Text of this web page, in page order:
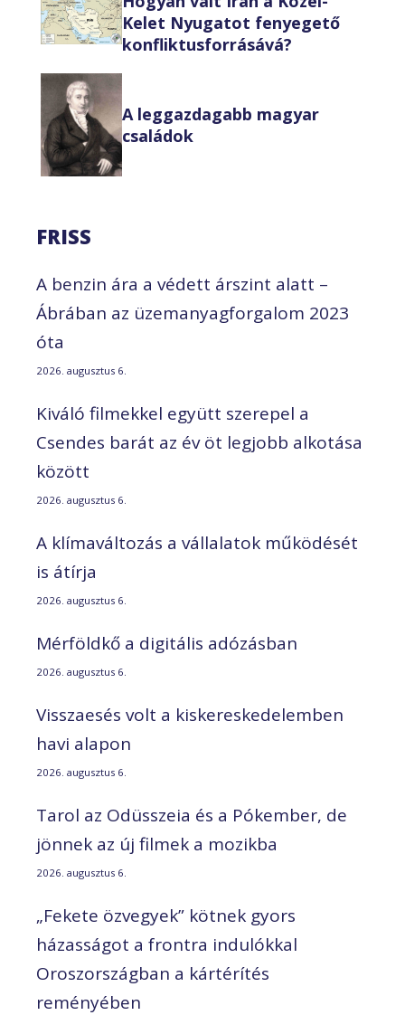
Kelet Nyugatot fenyegető
konfliktusforrásává?
A leggazdagabb magyar
családok
FRISS
A benzin ára a védett árszint alatt –
Ábrában az üzemanyagforgalom 2023
óta
2026. augusztus 6.
Kiváló filmekkel együtt szerepel a
Csendes barát az év öt legjobb alkotása
között
2026. augusztus 6.
A klímaváltozás a vállalatok működését
is átírja
2026. augusztus 6.
Mérföldkő a digitális adózásban
2026. augusztus 6.
Visszaesés volt a kiskereskedelemben
havi alapon
2026. augusztus 6.
Tarol az Odüsszeia és a Pókember, de
jönnek az új filmek a mozikba
2026. augusztus 6.
„Fekete özvegyek” kötnek gyors
házasságot a frontra indulókkal
Oroszországban a kártérítés
reményében